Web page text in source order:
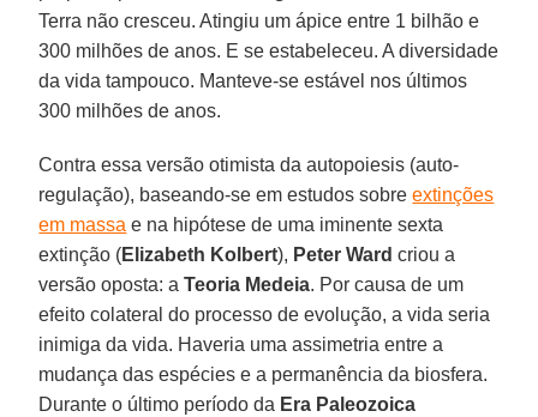
Terra não cresceu. Atingiu um ápice entre 1 bilhão e
300 milhões de anos. E se estabeleceu. A diversidade
da vida tampouco. Manteve-se estável nos últimos
300 milhões de anos.
Contra essa versão otimista da autopoiesis (auto-
regulação), baseando-se em estudos sobreextinções
em massa e na hipótese de uma iminente sexta
extinção (Elizabeth Kolbert), Peter Ward criou a
versão oposta: a Teoria Medeia. Por causa de um
efeito colateral do processo de evolução, a vida seria
inimiga da vida. Haveria uma assimetria entre a
mudança das espécies e a permanência da biosfera.
Durante o último período da Era Paleozoica